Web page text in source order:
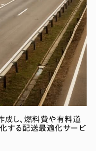
し、燃料費や有料道
する配送最適化サービ